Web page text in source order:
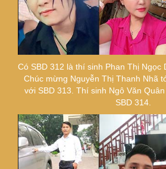
Có SBD 312 là thí sinh Phan Thị Ngọc
Chúc mừng Nguyễn Thị Thanh Nhã
với SBD 313. Thí sinh Ngô Văn
SBD 314.